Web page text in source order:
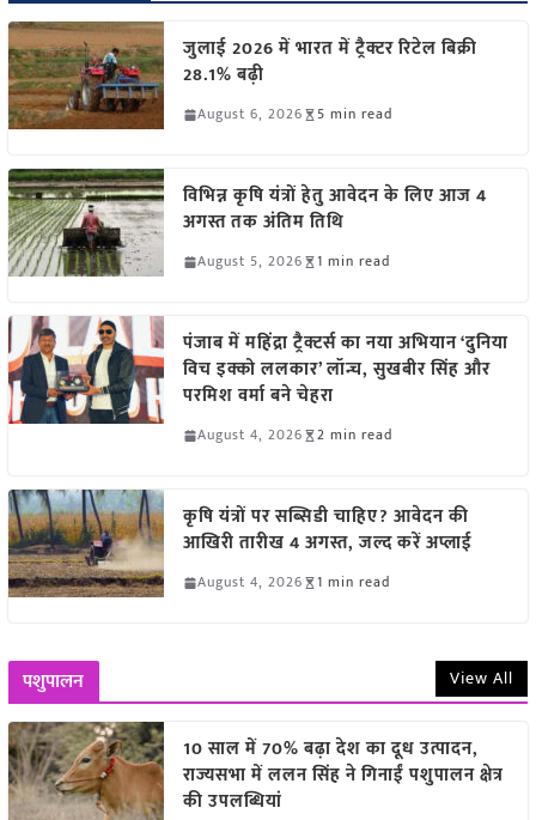
जुलाई 2026 में भारत में ट्रैक्टर रिटेल बिक्री
28.1% बढ़ी
August 6, 2026 5 min read
विभिन्न कृषि यंत्रों हेतु आवेदन के लिए आज 4
अगस्त तक अंतिम तिथि
August 5, 2026 1 min read
पंजाब में महिंद्रा ट्रैक्टर्स का नया अभियान ‘दुनिया
विच इक्को ललकार’ लॉन्च, सुखबीर सिंह और
परमिश वर्मा बने चेहरा
August 4, 2026 2 min read
कृषि यंत्रों पर सब्सिडी चाहिए? आवेदन की
आखिरी तारीख 4 अगस्त, जल्द करें अप्लाई
August 4, 2026 1 min read
पशुपालन View All
10 साल में 70% बढ़ा देश का दूध उत्पादन,
राज्यसभा में ललन सिंह ने गिनाईं पशुपालन क्षेत्र
की उपलब्धियां